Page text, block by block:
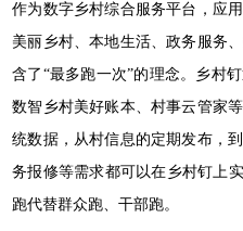
作为数字乡村综合服务平台，应
美丽乡村、本地生活、政务服务
含了“最多跑一次”的理念。乡村
数智乡村美好账本、村事云管家
统数据，从村信息的定期发布，
务报修等需求都可以在乡村钉上
跑代替群众跑、干部跑。